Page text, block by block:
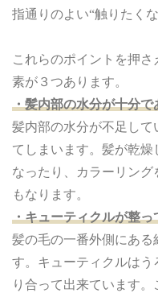
指通りのよい“触りたく
これらのポイントを押
素が３つあります。
・髪内部の水分が十分で
髪内部の水分が不足して
てしまいます。髪が乾燥
なったり、カラーリン
もなります。
・キューティクルが整っ
髪の毛の一番外側にある
す。キューティクルは
り合って出来ています。